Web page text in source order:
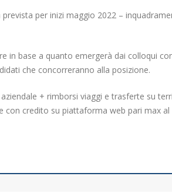
per inizi maggio 2022 –
in base a quanto emergerà dai colloqui
che concorreranno alla posizione.
+ rimborsi viaggi e trasferte su
credito su piattaforma web pari max al